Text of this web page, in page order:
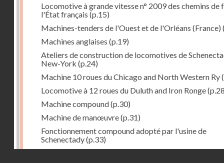
Locomotive à grande vitesse n° 2009 des chemins de
l'État français (p.15)
Machines-tenders de l'Ouest et de l'Orléans (France)
Machines anglaises (p.19)
Ateliers de construction de locomotives de
New-York (p.24)
Machine 10 roues du Chicago and North Western Ry
Locomotive à 12 roues du Duluth and Iron Ronge
Machine compound(p.30)
Machine de manœuvre(p.31)
Fonctionnement compound adopté par l'usine de
Schenectady(p.33)